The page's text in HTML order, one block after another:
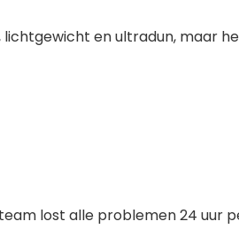
en ultradun, maar
lost alle problemen 24 uur